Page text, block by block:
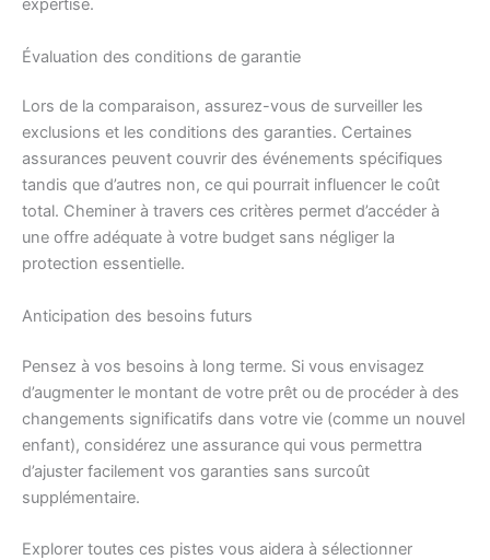
expertise.
Évaluation des conditions de garantie
Lors de la comparaison, assurez-vous de surveiller les
exclusions et les conditions des garanties. Certaines
assurances peuvent couvrir des événements spécifiques
tandis que d’autres non, ce qui pourrait influencer le coût
total. Cheminer à travers ces critères permet d’accéder à
une offre adéquate à votre budget sans négliger la
protection essentielle.
Anticipation des besoins futurs
Pensez à vos besoins à long terme. Si vous envisagez
d’augmenter le montant de votre prêt ou de procéder à des
changements significatifs dans votre vie (comme un nouvel
enfant), considérez une assurance qui vous permettra
d’ajuster facilement vos garanties sans surcoût
supplémentaire.
Explorer toutes ces pistes vous aidera à sélectionner